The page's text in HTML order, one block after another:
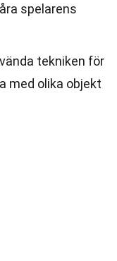
spelarens
tekniken för
med olika objekt